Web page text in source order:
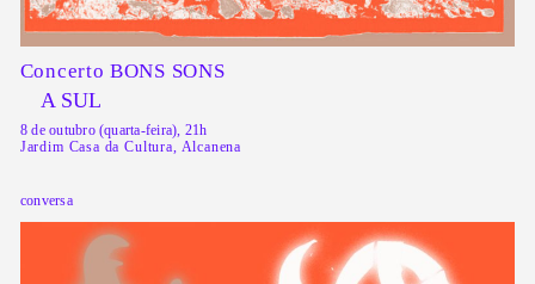
Concerto BONS SONS
A SUL
8 de outubro (quarta-feira), 21h
Jardim Casa da Cultura, Alcanena
conversa